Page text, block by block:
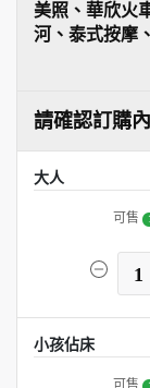
美照、華欣火
河、泰式按摩
請確認訂購
大人
可售
1
小孩佔床
可售